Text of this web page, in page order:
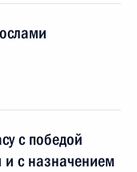
с победой
и с назначением